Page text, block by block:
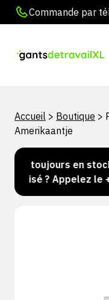
Commande par
Accueil > Boutique >
Amerikaantje
toujours en stock !
? Appelez le